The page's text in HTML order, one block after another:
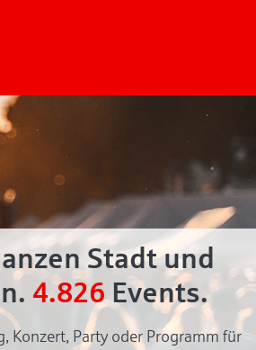
Stadt und
4.826Events.
Konzert, Party oder Programm für